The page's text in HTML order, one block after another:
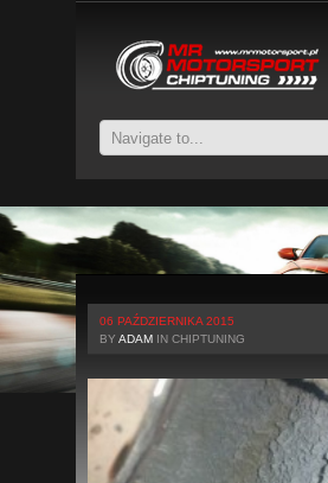
06 PAŹDZIERNIKA 2015
BY ADAM IN CHIPTUNING